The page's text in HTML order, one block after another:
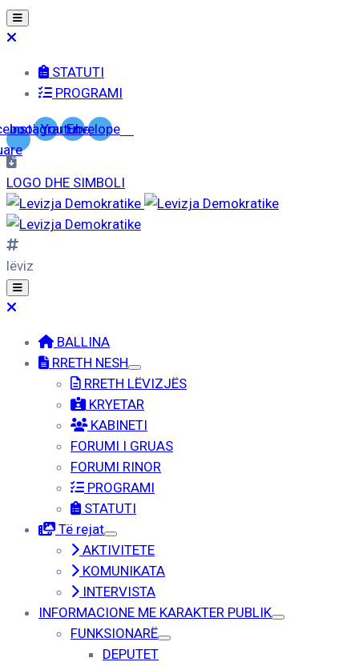
STATUTI
PROGRAMI
Instagram
YoutubeEnvelope
LOGO DHE SIMBOLI
lëviz
BALLINA
RRETH NESH
RRETH LËVIZJËS
KRYETAR
KABINETI
FORUMI I GRUAS
FORUMI RINOR
PROGRAMI
STATUTI
Të rejat
AKTIVITETE
KOMUNIKATA
INTERVISTA
INFORMACIONE ME KARAKTER PUBLIK
FUNKSIONARË
DEPUTET